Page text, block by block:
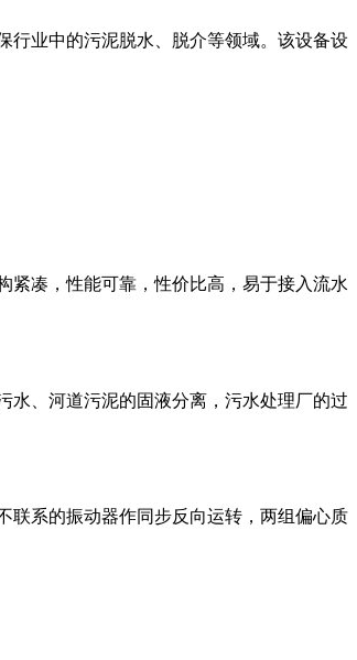
行业中的污泥脱水、脱介等领域。该设备设
紧凑，性能可靠，性价比高，易于接入流水
水、河道污泥的固液分离，污水处理厂的过
联系的振动器作同步反向运转，两组偏心质